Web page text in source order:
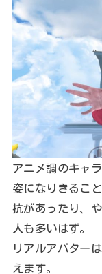
アニメ調のキャ
姿になりきるこ
抗があったり、
人も多いはず。
リアルアバター
えます。